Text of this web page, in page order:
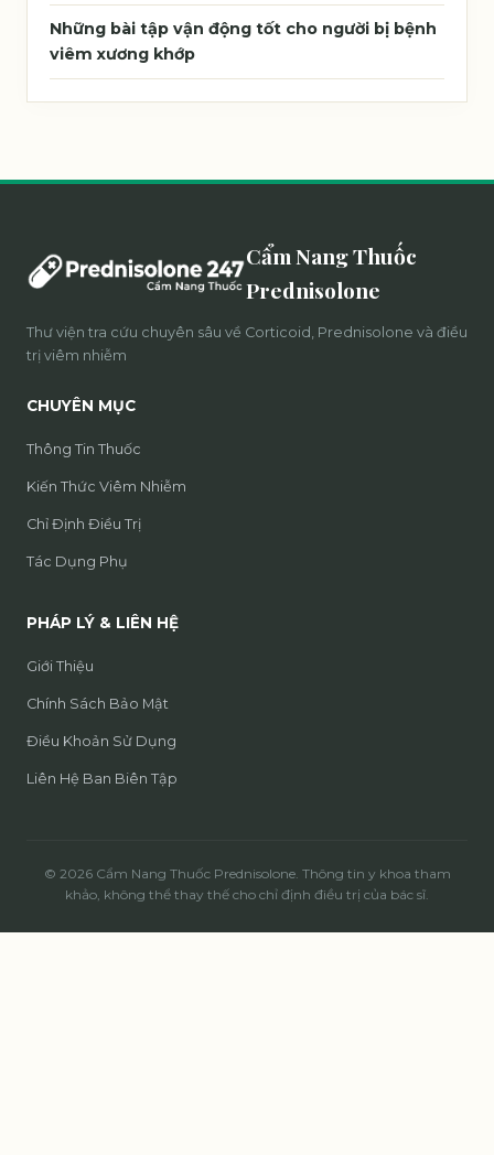
Những bài tập vận động tốt cho người bị bệnh
viêm xương khớp
Cẩm Nang Thuốc
Prednisolone
Thư viện tra cứu chuyên sâu về Corticoid, Prednisolone và điều
trị viêm nhiễm
CHUYÊN MỤC
Thông Tin Thuốc
Kiến Thức Viêm Nhiễm
Chỉ Định Điều Trị
Tác Dụng Phụ
PHÁP LÝ & LIÊN HỆ
Giới Thiệu
Chính Sách Bảo Mật
Điều Khoản Sử Dụng
Liên Hệ Ban Biên Tập
© 2026 Cẩm Nang Thuốc Prednisolone. Thông tin y khoa tham
khảo, không thể thay thế cho chỉ định điều trị của bác sĩ.